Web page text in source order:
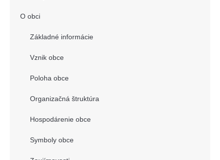
O obci
Základné informácie
Vznik obce
Poloha obce
Organizačná štruktúra
Hospodárenie obce
Symboly obce